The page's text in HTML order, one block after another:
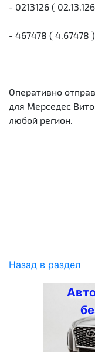
- 0213126 (
- 467478 ( 4.67478 )
Оперативно
для Мерседес
любой регион.
Назад в раздел